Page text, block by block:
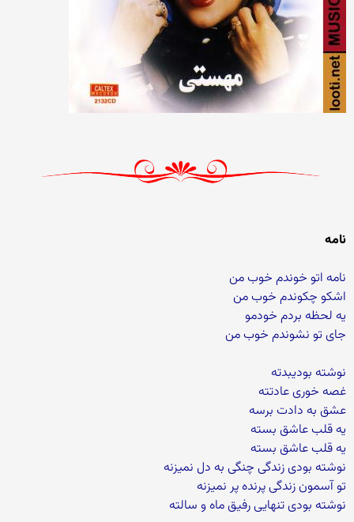
نامه
نامه اتو خوندم خوب من
اشکو چکوندم خوب من
یه لحظه بردم خودمو
جای تو نشوندم خوب من
نوشته بودیبدته
غصه خوری عادتته
عشق به دادت برسه
یه قلب عاشق بسته
یه قلب عاشق بسته
نوشته بودی زندگی چنگی به دل نمیزنه
تو آسمون زندگی پرنده پر نمیزنه
نوشته بودی تنهایی رفیق ماه و سالته